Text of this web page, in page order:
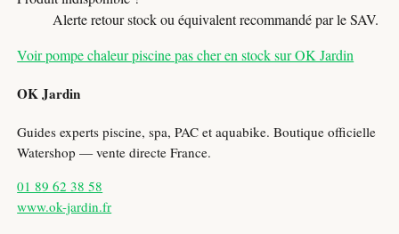
Alerte retour stock ou équivalent recommandé par le SAV.
Voir pompe chaleur piscine pas cher en stock sur OK Jardin
OK Jardin
Guides experts piscine, spa, PAC et aquabike. Boutique officielle
Watershop — vente directe France.
01 89 62 38 58
www.ok-jardin.fr